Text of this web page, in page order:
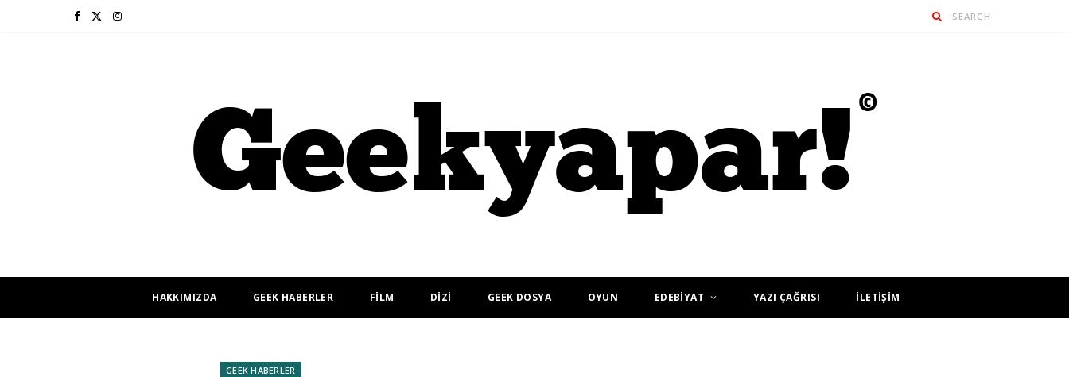
F I
HAKKIMIZDA GEEK HABERLER FİLM DİZİ GEEK DOSYA OYUN EDEBİYAT YAZI ÇAĞRISI İLETİŞİM
GEEK HABERLER